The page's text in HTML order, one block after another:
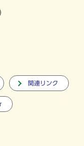
関連リンク